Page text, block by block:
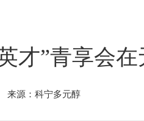
才”青享会
来源：科宁多元醇